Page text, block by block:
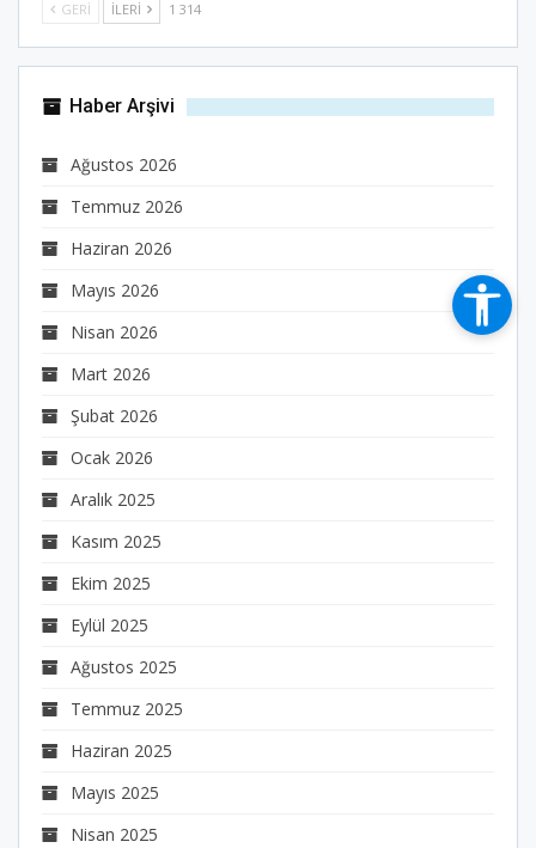
GERI İLERI 1 314
Haber Arşivi
Ağustos 2026
Temmuz 2026
Haziran 2026
Mayıs 2026
Nisan 2026
Mart 2026
Şubat 2026
Ocak 2026
Aralık 2025
Kasım 2025
Ekim 2025
Eylül 2025
Ağustos 2025
Temmuz 2025
Haziran 2025
Mayıs 2025
Nisan 2025